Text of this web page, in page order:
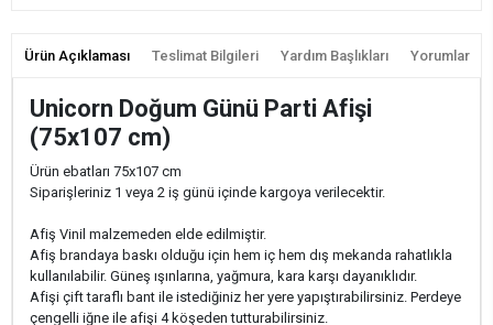
Ürün Açıklaması Teslimat Bilgileri Yardım Başlıkları Yorumlar
Unicorn Doğum Günü Parti Afişi
(75x107 cm)
Ürün ebatları 75x107 cm
Siparişleriniz 1 veya 2 iş günü içinde kargoya verilecektir.
Afiş Vinil malzemeden elde edilmiştir.
Afiş brandaya baskı olduğu için hem iç hem dış mekanda rahatlıkla
kullanılabilir. Güneş ışınlarına, yağmura, kara karşı dayanıklıdır.
Afişi çift taraflı bant ile istediğiniz her yere yapıştırabilirsiniz. Perdeye
çengelli iğne ile afişi 4 köşeden tutturabilirsiniz.